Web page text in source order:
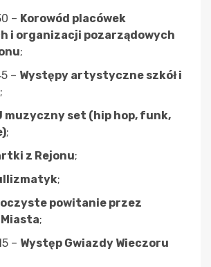
– Korowód placówek
i organizacji pozarządowych
;
– Występy artystyczne szkół i
;
muzyczny set (hip hop, funk,
;
z Rejonu;
;
powitanie przez
;
– Występ Gwiazdy Wieczoru